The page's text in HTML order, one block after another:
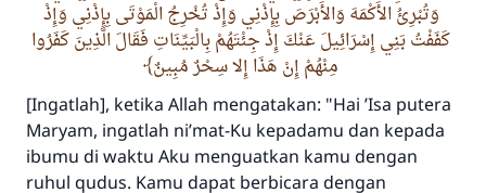
وَتُبْرِئُ الأَكْمَهَ وَالأَبْرَصَ بِإِذْنِي وَإِذْ تُخْرِجُ الْمَوْتَى بِإِذْنِي وَإِذْ
كَفَفْتُ بَنِي إِسْرَائِيلَ عَنْكَ إِذْ جِئْتَهُمْ بِالْبَيِّنَاتِ فَقَالَ الَّذِينَ كَفَرُوا
مِنْهُمْ إِنْ هَذَا إِلا سِحْرٌ مُبِينٌ
[Ingatlah], ketika Allah mengatakan: "Hai ’Isa putera
Maryam, ingatlah ni’mat-Ku kepadamu dan kepada
ibumu di waktu Aku menguatkan kamu dengan
ruhul qudus. Kamu dapat berbicara dengan